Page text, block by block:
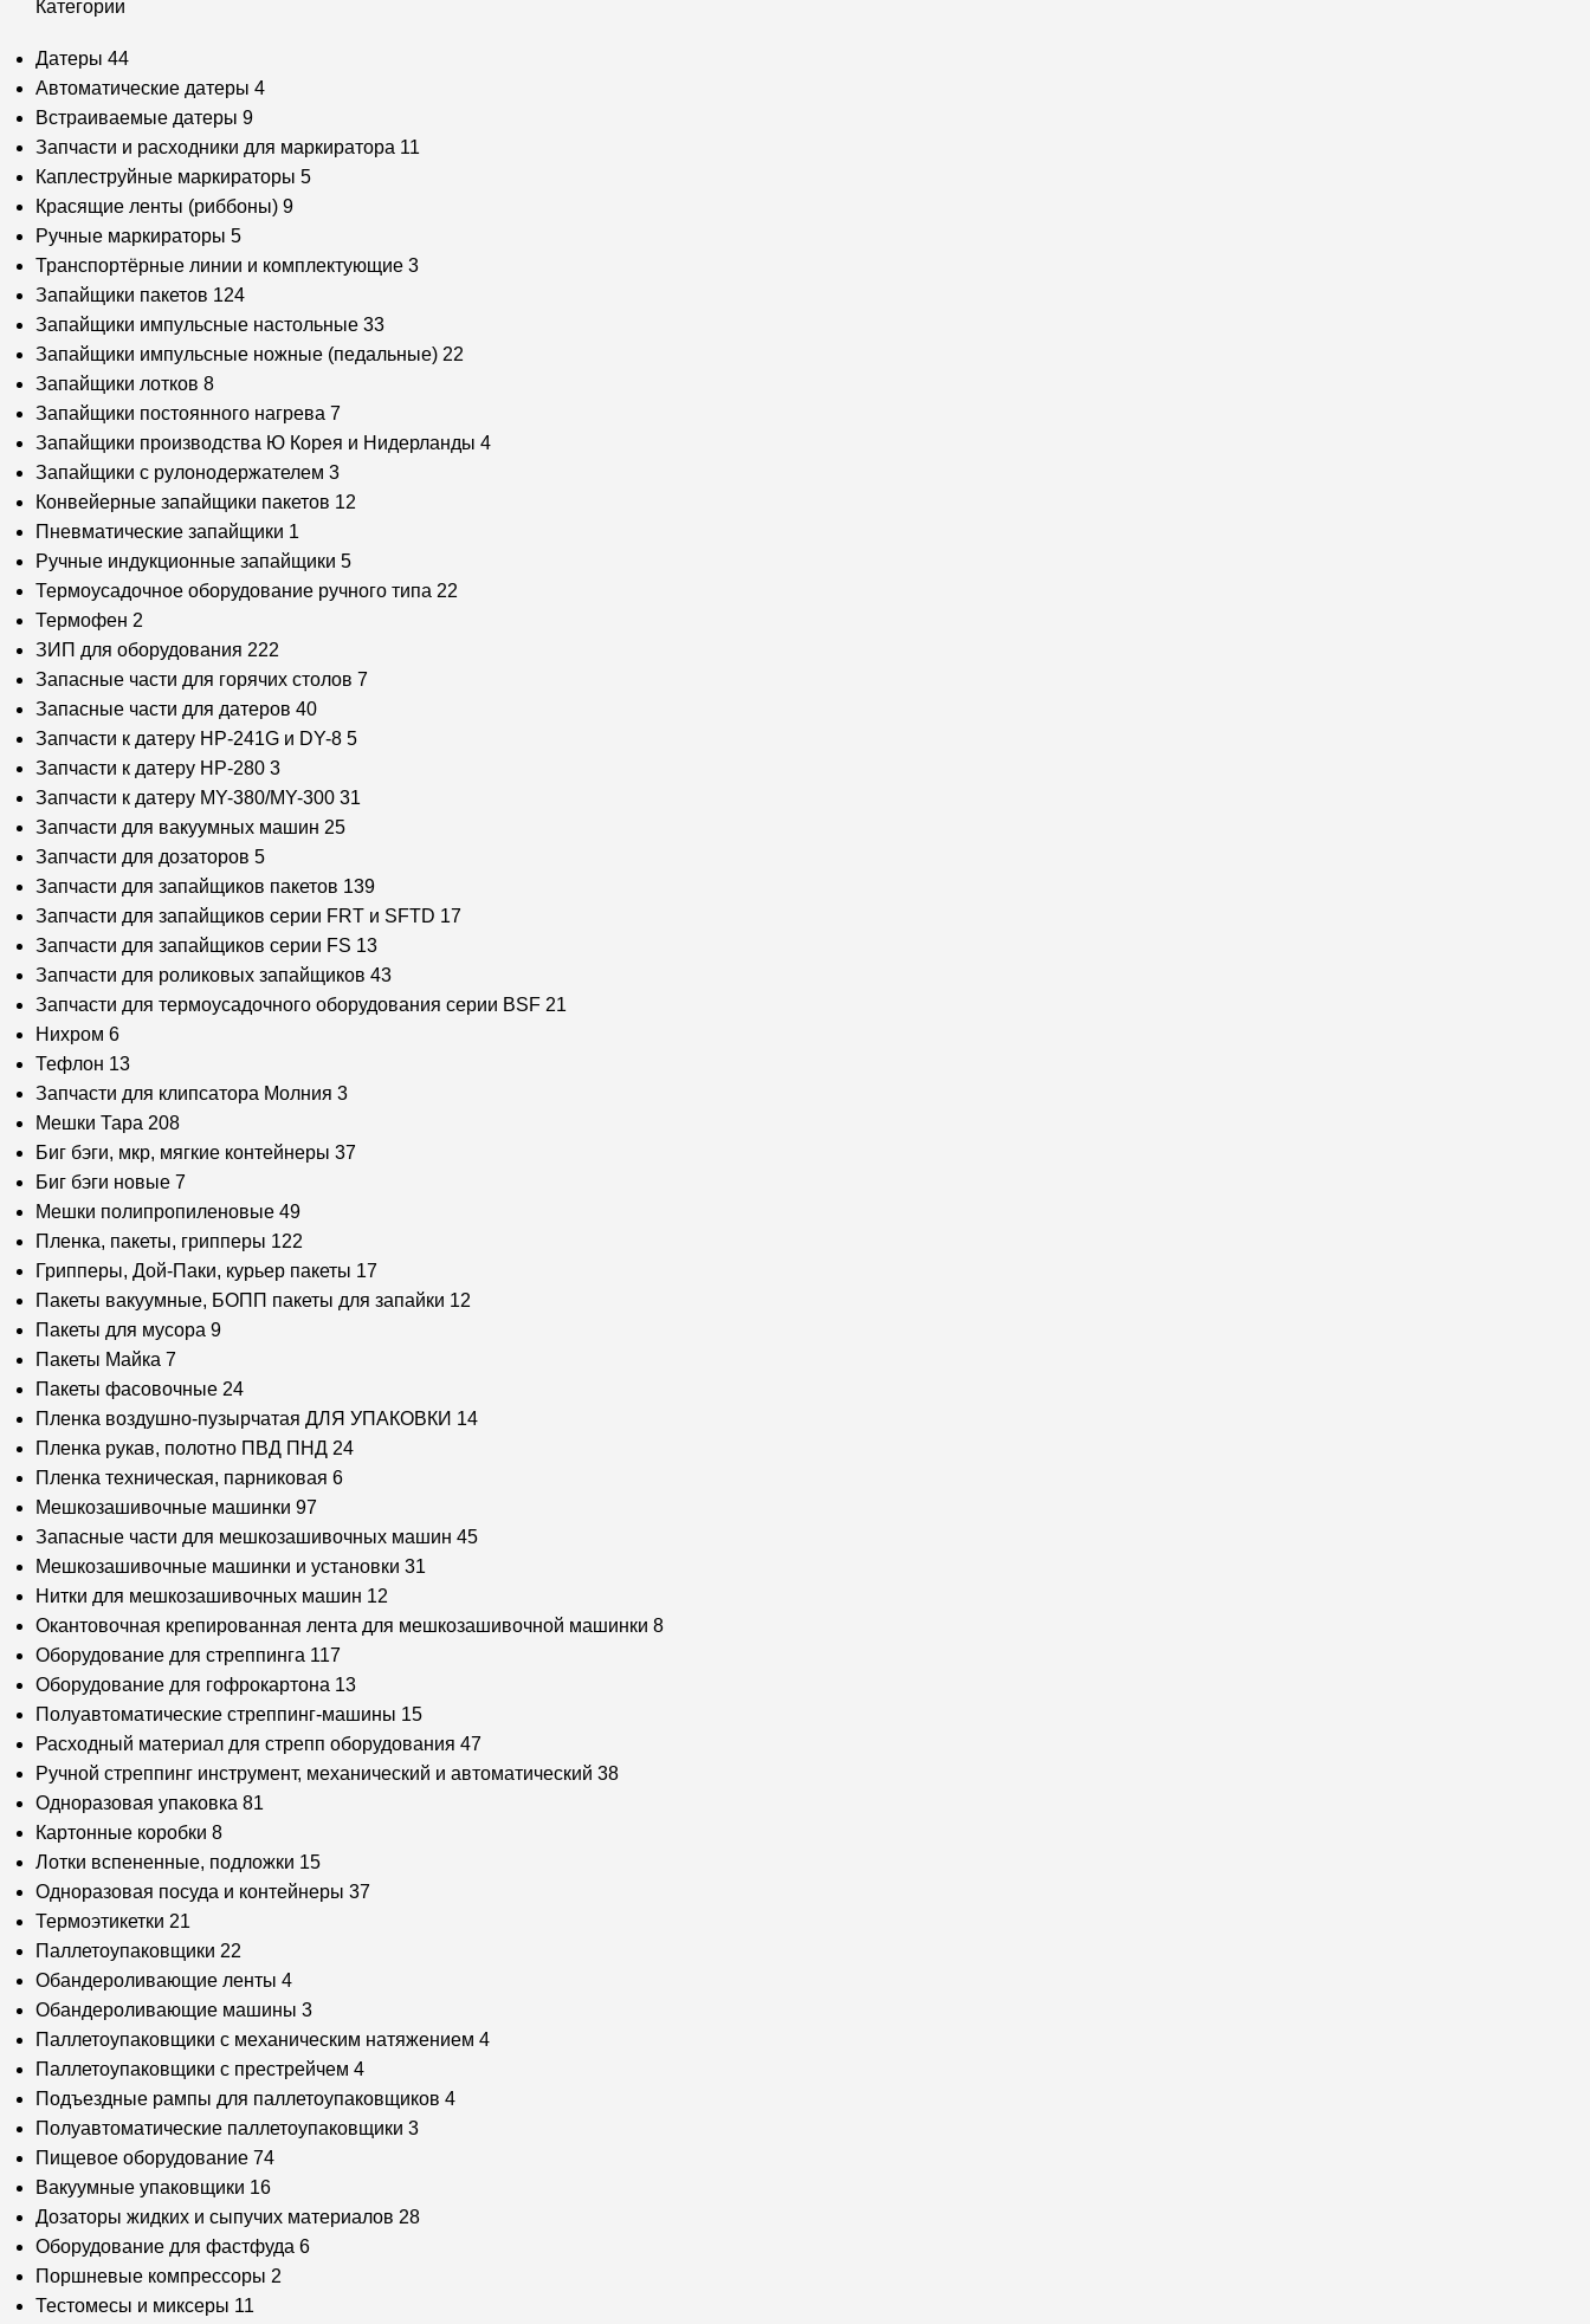
Категории
Датеры 44
Автоматические датеры 4
Встраиваемые датеры 9
Запчасти и расходники для маркиратора 11
Каплеструйные маркираторы 5
Красящие ленты (риббоны) 9
Ручные маркираторы 5
Транспортёрные линии и комплектующие 3
Запайщики пакетов 124
Запайщики импульсные настольные 33
Запайщики импульсные ножные (педальные) 22
Запайщики лотков 8
Запайщики постоянного нагрева 7
Запайщики производства Ю Корея и Нидерланды 4
Запайщики с рулонодержателем 3
Конвейерные запайщики пакетов 12
Пневматические запайщики 1
Ручные индукционные запайщики 5
Термоусадочное оборудование ручного типа 22
Термофен 2
ЗИП для оборудования 222
Запасные части для горячих столов 7
Запасные части для датеров 40
Запчасти к датеру HP-241G и DY-8 5
Запчасти к датеру HP-280 3
Запчасти к датеру MY-380/MY-300 31
Запчасти для вакуумных машин 25
Запчасти для дозаторов 5
Запчасти для запайщиков пакетов 139
Запчасти для запайщиков серии FRT и SFTD 17
Запчасти для запайщиков серии FS 13
Запчасти для роликовых запайщиков 43
Запчасти для термоусадочного оборудования серии BSF 21
Нихром 6
Тефлон 13
Запчасти для клипсатора Молния 3
Мешки Тара 208
Биг бэги, мкр, мягкие контейнеры 37
Биг бэги новые 7
Мешки полипропиленовые 49
Пленка, пакеты, грипперы 122
Грипперы, Дой-Паки, курьер пакеты 17
Пакеты вакуумные, БОПП пакеты для запайки 12
Пакеты для мусора 9
Пакеты Майка 7
Пакеты фасовочные 24
Пленка воздушно-пузырчатая ДЛЯ УПАКОВКИ 14
Пленка рукав, полотно ПВД ПНД 24
Пленка техническая, парниковая 6
Мешкозашивочные машинки 97
Запасные части для мешкозашивочных машин 45
Мешкозашивочные машинки и установки 31
Нитки для мешкозашивочных машин 12
Окантовочная крепированная лента для мешкозашивочной машинки 8
Оборудование для стреппинга 117
Оборудование для гофрокартона 13
Полуавтоматические стреппинг-машины 15
Расходный материал для стрепп оборудования 47
Ручной стреппинг инструмент, механический и автоматический 38
Одноразовая упаковка 81
Картонные коробки 8
Лотки вспененные, подложки 15
Одноразовая посуда и контейнеры 37
Термоэтикетки 21
Паллетоупаковщики 22
Обандероливающие ленты 4
Обандероливающие машины 3
Паллетоупаковщики с механическим натяжением 4
Паллетоупаковщики с престрейчем 4
Подъездные рампы для паллетоупаковщиков 4
Полуавтоматические паллетоупаковщики 3
Пищевое оборудование 74
Вакуумные упаковщики 16
Дозаторы жидких и сыпучих материалов 28
Оборудование для фастфуда 6
Поршневые компрессоры 2
Тестомесы и миксеры 11